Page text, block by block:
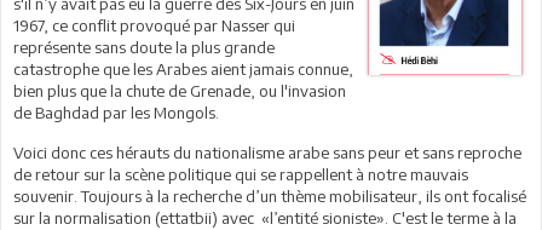
1967, ce conflit provoqué par Nasser qui
représente sans doute la plus grande
catastrophe que les Arabes aient jamais connue,
bien plus que la chute de Grenade, ou l'invasion
de Baghdad par les Mongols.
Voici donc ces hérauts du nationalisme arabe sans peur et sans reproche
de retour sur la scène politique qui se rappellent à notre mauvais
souvenir. Toujours à la recherche d’un thème mobilisateur, ils ont focalisé
sur la normalisation (ettatbii) avec «l’entité sioniste». C'est le terme à la